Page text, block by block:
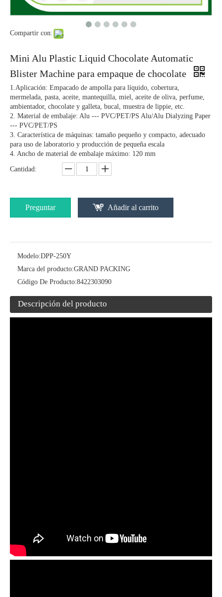
La máquina de soldadura automática de Kinder Joy Huevos para los huevos de alegría de Kinder
Compartir con:
Mini Alu Plastic Liquid Chocolate Automatic
Blister Machine para empaque de chocolate
1.Aplicación: Empacado de ampolla para líquido, cobertura,
mermelada, pasta, aceite, mantequilla, miel, aceite de oliva, perfume,
ambientador, chocolate y galleta, bucal, muestra de lippie, etc.
2. Material de embalaje: Alu --- PVC/PET/PS Alu/Alu Dialyzing Paper
--- PVC/PET/PS
3. Característica de máquinas: tamaño pequeño y compacto, adecuado
para uso de laboratorio y producción de pequeña escala
4. Ancho de material de embalaje máximo: 120 mm
Cantidad:
Preguntar Añadir al carrito
Modelo:DPP-250Y
Marca del producto:GRAND PACKING
Código De Producto:8422303090
Descripción del producto